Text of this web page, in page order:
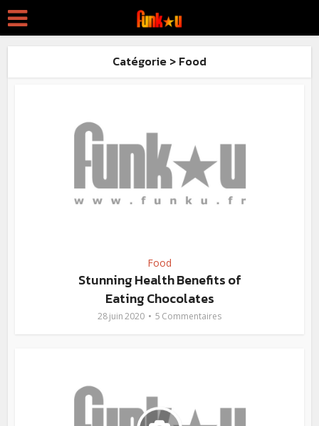
Catégorie > Food
Food
Stunning Health Benefits of
Eating Chocolates
28 juin 2020 5 Commentaires